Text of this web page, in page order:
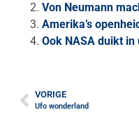
Von Neumann
Amerika’s
Ook NASA duikt
VORIGE
Ufo wonderland